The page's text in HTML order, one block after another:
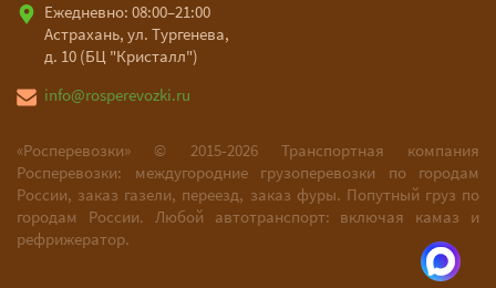
Ежедневно: 08:00–21:00
Астрахань, ул. Тургенева,
д. 10 (БЦ "Кристалл")
info@rosperevozki.ru
«Росперевозки» © 2015-2026
Транспортная компания
Росперевозки: междугородние грузоперевозки по городам
России, заказ газели, переезд, заказ фуры. Попутный груз по
городам России. Любой автотранспорт: включая камаз и
рефрижератор.